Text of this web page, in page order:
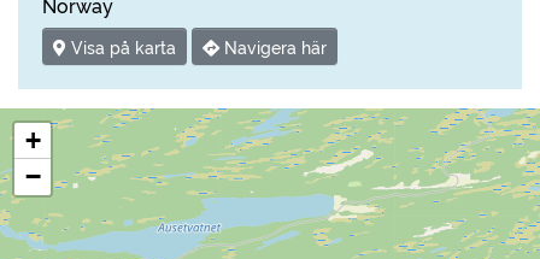
Visa på karta Navigera här
+
−